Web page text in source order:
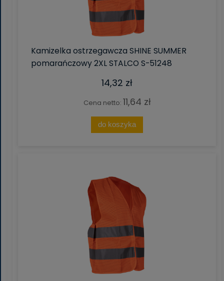
Kamizelka ostrzegawcza SHINE SUMMER
pomarańczowy 2XL STALCO S-51248
14,32 zł
Cena netto: 11,64 zł
do koszyka